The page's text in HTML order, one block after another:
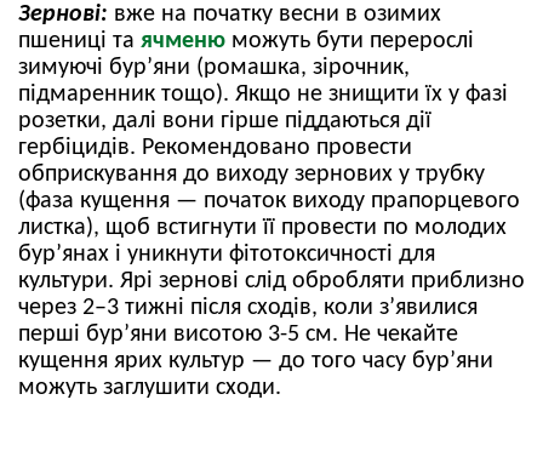
Зернові: вже на початку весни в озимих
пшениці та ячменю можуть бути перерослі
зимуючі бур’яни (ромашка, зірочник,
підмаренник тощо). Якщо не знищити їх у фазі
розетки, далі вони гірше піддаються дії
гербіцидів. Рекомендовано провести
обприскування до виходу зернових у трубку
(фаза кущення — початок виходу прапорцевого
листка), щоб встигнути її провести по молодих
бур’янах і уникнути фітотоксичності для
культури. Ярі зернові слід обробляти приблизно
через 2–3 тижні після сходів, коли з’явилися
перші бур’яни висотою 3-5 см. Не чекайте
кущення ярих культур — до того часу бур’яни
можуть заглушити сходи.